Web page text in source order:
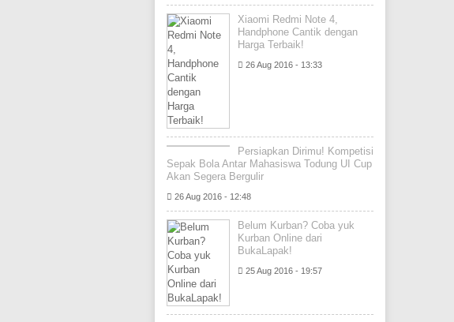
Xiaomi Redmi Note 4,
Handphone Cantik dengan
Harga Terbaik!
26 Aug 2016 - 13:33
Persiapkan Dirimu! Kompetisi
Sepak Bola Antar Mahasiswa Todung UI Cup
Akan Segera Bergulir
26 Aug 2016 - 12:48
Belum Kurban? Coba yuk
Kurban Online dari
BukaLapak!
25 Aug 2016 - 19:57